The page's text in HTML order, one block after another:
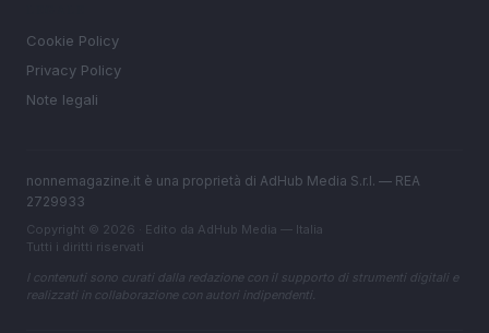
Cookie Policy
Privacy Policy
Note legali
nonnemagazine.it è una proprietà di AdHub Media S.r.l. — REA
2729933
Copyright © 2026 · Edito da AdHub Media — Italia
Tutti i diritti riservati
I contenuti sono curati dalla redazione con il supporto di strumenti digitali e
realizzati in collaborazione con autori indipendenti.